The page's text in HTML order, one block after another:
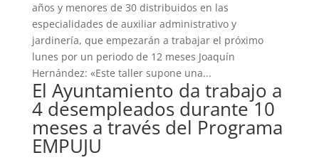
años y menores de 30 distribuidos en las
especialidades de auxiliar administrativo y
jardinería, que empezarán a trabajar el próximo
lunes por un periodo de 12 meses Joaquín
Hernández: «Este taller supone una...
El Ayuntamiento da trabajo a
4 desempleados durante 10
meses a través del Programa
EMPUJU